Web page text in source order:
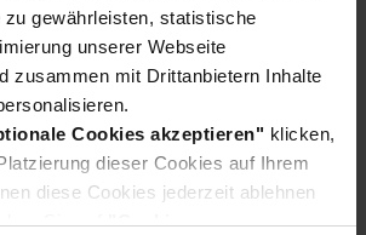
zu gewährleisten, statistische
unserer Webseite
zusammen mit Drittanbietern Inhalte
Cookies akzeptieren" klicken,
dieser Cookies auf Ihrem
diese Cookies jederzeit ablehnen
Sie auf"Cookie-
dir, wie du dich am besten
was du bei deiner Bewerbung
beachten solltest.
hier mehr